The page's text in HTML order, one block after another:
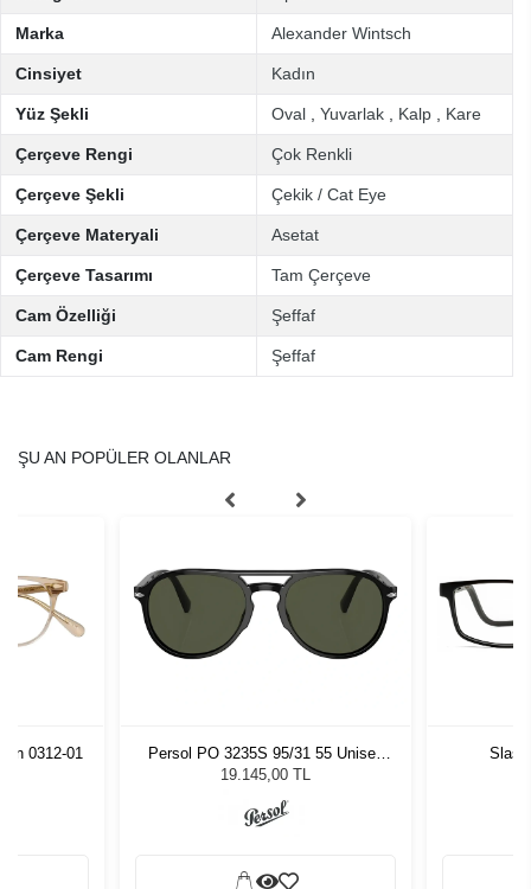
Marka Alexander Wintsch
Cinsiyet Kadın
Yüz Şekli Oval Yuvarlak Kalp Kare
Çerçeve Rengi Çok Renkli
Çerçeve Şekli Çekik / Cat Eye
Çerçeve Materyali Asetat
Çerçeve Tasarımı Tam Çerçeve
Cam Özelliği Şeffaf
Cam Rengi Şeffaf
ŞU AN POPÜLER OLANLAR
0312-01
Persol PO 3235S 95/31 55 Unisex
Güneş Gözlüğü
19.145,00 TL